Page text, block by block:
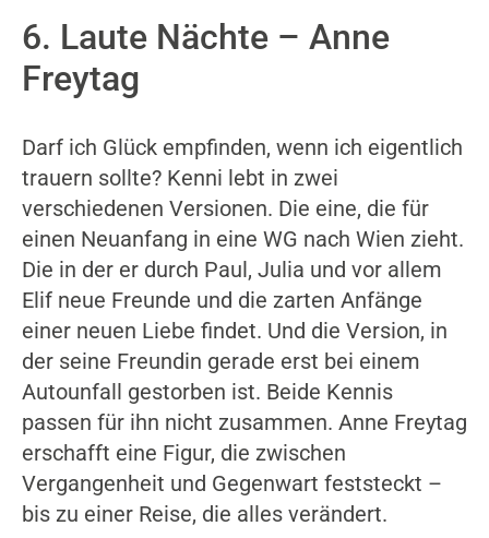
6. Laute Nächte – Anne
Freytag
Darf ich Glück empfinden, wenn ich eigentlich
trauern sollte? Kenni lebt in zwei
verschiedenen Versionen. Die eine, die für
einen Neuanfang in eine WG nach Wien zieht.
Die in der er durch Paul, Julia und vor allem
Elif neue Freunde und die zarten Anfänge
einer neuen Liebe findet. Und die Version, in
der seine Freundin gerade erst bei einem
Autounfall gestorben ist. Beide Kennis
passen für ihn nicht zusammen. Anne Freytag
erschafft eine Figur, die zwischen
Vergangenheit und Gegenwart feststeckt –
bis zu einer Reise, die alles verändert.